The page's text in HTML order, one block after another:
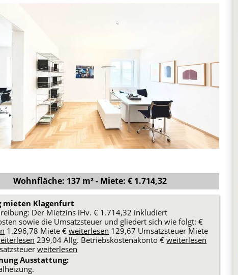
Wohnfläche: 137 m² - Miete: € 1.714,32
mieten Klagenfurt
Der Mietzins iHv. € 1.714,32 inkludiert
sowie die Umsatzsteuer und gliedert sich wie folgt: €
1.296,78 Miete €weiterlesen 129,67 Umsatzsteuer Miete
239,04 Allg. Betriebskostenakonto €weiterlesen
weiterlesen
Ausstattung: